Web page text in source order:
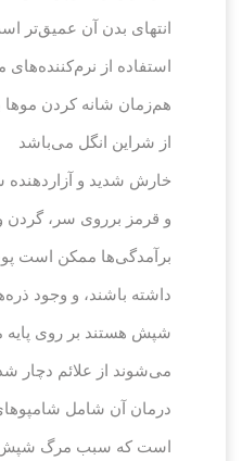
انتهای بدن آن عمیق‌تر
استفاده از نرم‌کننده‌های
هم‌زمان شانه کردن
از شراین انگل می‌باشد
خارش شدید و
و قرمز برروی سر، گردن
برآمدگی‌ها ممکن است
داشته باشند، و وجود
شپش هستند بر روی پایه
می‌شوند از علائم
درمان آن شامل
است که سبب مرگ